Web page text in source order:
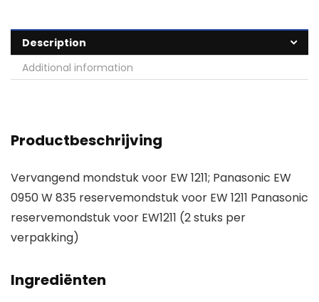
Description
Additional information
Productbeschrijving
Vervangend mondstuk voor EW 1211; Panasonic EW
0950 W 835 reservemondstuk voor EW 1211 Panasonic
reservemondstuk voor EW1211 (2 stuks per
verpakking)
Ingrediënten